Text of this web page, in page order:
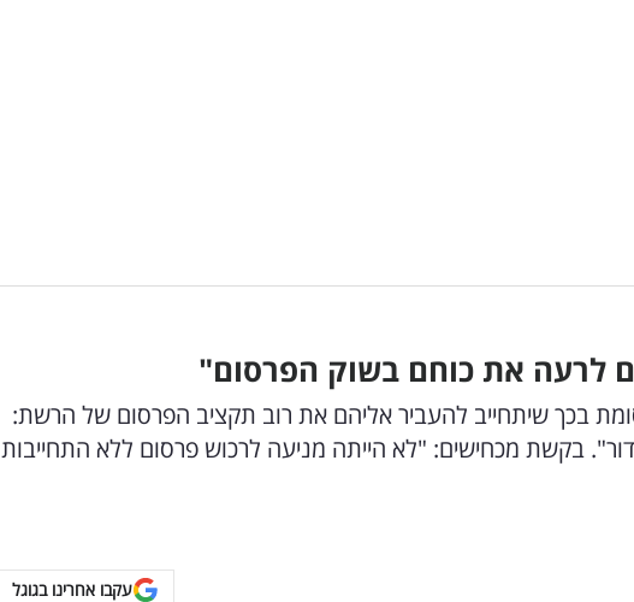
לרעה את כוחם בשוק הפרסום"
בכך שיתחייב להעביר אליהם את רוב תקציב הפרסום של הרשת:
בקשת מכחישים: "לא הייתה מניעה לרכוש פרסום ללא התחייבות
עקבו אחרינו בגוגל